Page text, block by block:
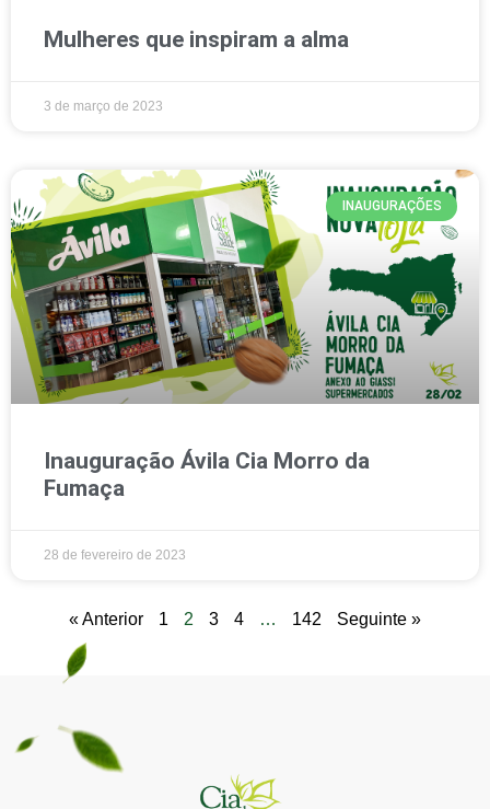
Mulheres que inspiram a alma
3 de março de 2023
INAUGURAÇÕES
Inauguração Ávila Cia Morro da
Fumaça
28 de fevereiro de 2023
« Anterior 1 2 3 4 … 142 Seguinte »